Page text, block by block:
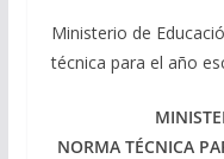
Ministerio de
técnica para el año
NORMA TÉCNICA